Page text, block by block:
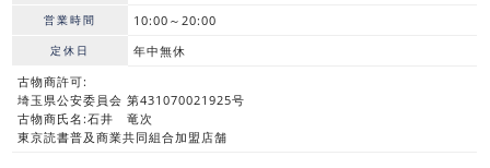
営業時間 10:00～20:00
定休日
年中無休
古物商許可:
埼玉県公安委員会 第431070021925号
古物商氏名:石井 竜次
東京読書普及商業共同組合加盟店舗